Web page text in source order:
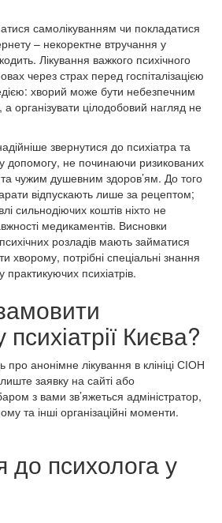
самолікуванням чи покладатися
– некоректне втручання у
Лікування важкого психічного
через страх перед госпіталізацією
хворий може бути небезпечним
організувати цілодобовий нагляд не
звернутися до психіатра та
допомогу, не починаючи ризикованих
та чужим душевним здоров’ям. До того
відпускають лише за рецептом;
сильнодіючих коштів ніхто не
медикаментів. Висновки
розладів мають займатися
потрібні спеціальні знання
психіатрів.
Києва?
про анонімне лікування в клініці СІОН
заявку на сайті або
з вами зв’яжеться адміністратор,
та інші організаційні моменти.
до психолога у